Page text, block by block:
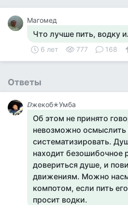
Магомед
Что лучше пить, водку
6 лет 777 168
Ответы
ⅅжекоб✭Умба
Об этом не принято
невозможно осмыслить
систематизировать.
находит безошибочное
довериться душе, и
движениям. Можно
компотом, если пить
просит водки.